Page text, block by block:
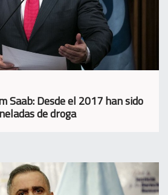
Saab: Desde el 2017 han sido
de droga